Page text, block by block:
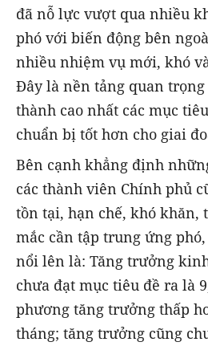
đã nỗ lực vượt qua nhiều
phó với biến động bên
nhiều nhiệm vụ mới, khó
Đây là nền tảng quan trọng
thành cao nhất các mục
chuẩn bị tốt hơn cho giai
Bên cạnh khẳng định
các thành viên Chính phủ
tồn tại, hạn chế, khó khăn,
mắc cần tập trung ứng
nổi lên là: Tăng trưởng
chưa đạt mục tiêu đề ra là
phương tăng trưởng thấp
tháng; tăng trưởng cũng